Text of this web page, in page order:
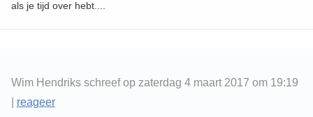
als je tijd over hebt....
Wim Hendriks schreef op zaterdag 4 maart 2017 om 19:19
reageer